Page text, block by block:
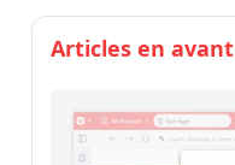
Articles en avant